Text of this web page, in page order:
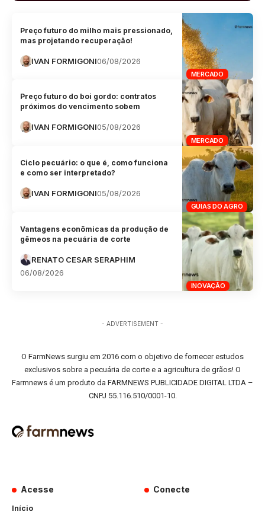
MERCADO
Preço futuro do milho mais pressionado,
mas projetando recuperação!
IVAN FORMIGONI06/08/2026
MERCADO
Preço futuro do boi gordo: contratos
próximos do vencimento sobem
IVAN FORMIGONI05/08/2026
GUIAS DO AGRO
Ciclo pecuário: o que é, como funciona
e como ser interpretado?
IVAN FORMIGONI05/08/2026
INOVAÇÃO
Vantagens econômicas da produção de
gêmeos na pecuária de corte
RENATO CESAR SERAPHIM
06/08/2026
- ADVERTISEMENT -
O FarmNews surgiu em 2016 com o objetivo de fornecer estudos
exclusivos sobre a pecuária de corte e a agricultura de grãos! O
Farmnews é um produto da FARMNEWS PUBLICIDADE DIGITAL LTDA –
CNPJ 55.116.510/0001-10.
Acesse
Início
Conecte